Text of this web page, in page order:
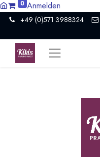
0 Anmelden
+49 (0)571 3988324